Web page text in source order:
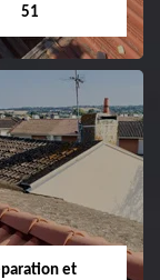
51
de
51
et